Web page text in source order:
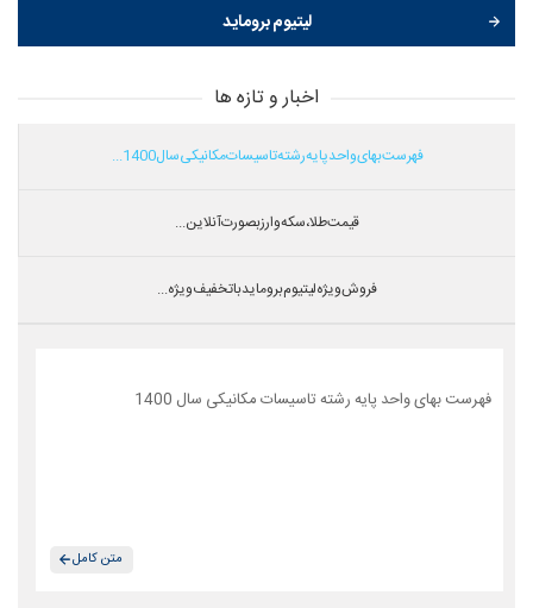
لیتیوم بروماید
اخبار و تازه ها
فهرست بهای واحد پایه رشته تاسیسات مکانیکی سال 1400...
قیمت طلا،سکه و ارز بصورت آنلاین...
فروش ویژه لیتیوم بروماید با تخفیف ویژه...
فهرست بهای واحد پایه رشته تاسیسات مکانیکی سال 1400
متن کامل